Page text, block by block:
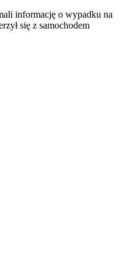
informację o wypadku na
się z samochodem